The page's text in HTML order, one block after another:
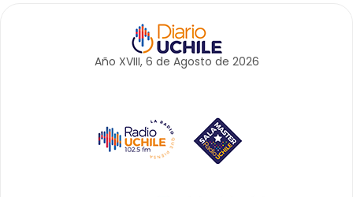
Año XVIII, 6 de Agosto de 2026